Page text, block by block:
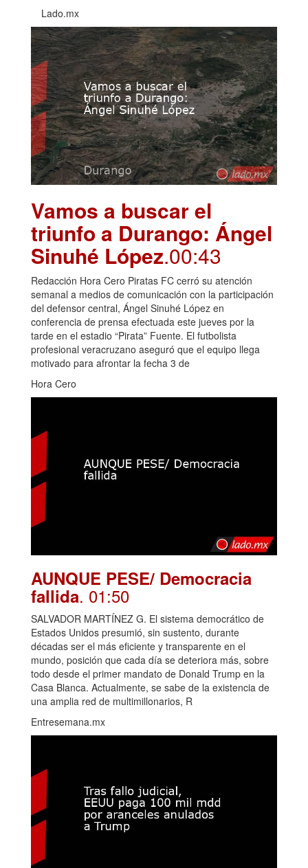
Lado.mx
Vamos a buscar el
triunfo a Durango: Ángel
Sinuhé López.00:43
Redacción Hora Cero Piratas FC cerró su atención
semanal a medios de comunicación con la participación
del defensor central, Ángel Sinuhé López en
conferencia de prensa efectuada este jueves por la
tarde en el estadio “Pirata” Fuente. El futbolista
profesional veracruzano aseguró que el equipo llega
motivado para afrontar la fecha 3 de
Hora Cero
AUNQUE PESE/ Democracia
fallida. 01:50
SALVADOR MARTÍNEZ G. El sistema democrático de
Estados Unidos presumió, sin sustento, durante
décadas ser el más eficiente y transparente en el
mundo, posición que cada día se deteriora más, sobre
todo desde el primer mandato de Donald Trump en la
Casa Blanca. Actualmente, se sabe de la existencia de
una amplia red de multimillonarios, R
Entresemana.mx